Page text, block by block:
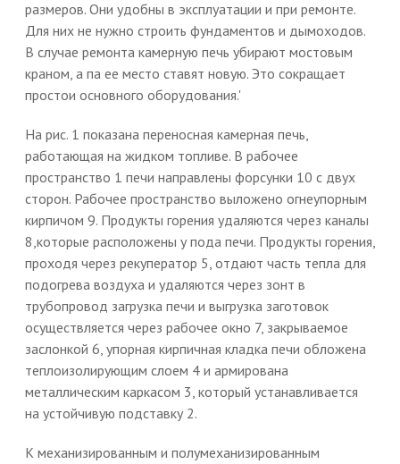
размеров. Они удобны в эксплуатации и при ремонте.
Для них не нужно строить фундаментов и дымоходов.
В случае ремонта камерную печь убирают мостовым
краном, а па ее место ставят новую. Это сокращает
простои основного оборудования.'
На рис. 1 показана переносная камерная печь,
работающая на жидком топливе. В рабочее
пространство 1 печи направлены форсунки 10 с двух
сторон. Рабочее пространство выложено огнеупорным
кирпичом 9. Продукты горения удаляются через каналы
8,которые расположены у пода печи. Продукты горения,
проходя через рекуператор 5, отдают часть тепла для
подогрева воздуха и удаляются через зонт в
трубопровод загрузка печи и выгрузка заготовок
осуществляется через рабочее окно 7, закрываемое
заслонкой 6, упорная кирпичная кладка печи обложена
теплоизолирующим слоем 4 и армирована
металлическим каркасом 3, который устанавливается
на устойчивую подставку 2.
К механизированным и полумеханизированным